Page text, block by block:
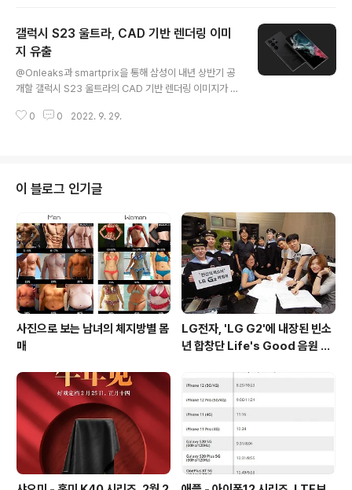
1개 + 2.8Ghz Cortex-A715 * 2개 + 2.8Ghz Corte
x-A710 * 2개 + 2.0Ghz Cortex-A510 * 3개로 설계
되었으며, 약 10% 가량 향상된 CPU 성능을 보여줄 것으
로 예상되고 있습니다. 출처 : i冰宇宙 웨이보
갤럭시 S23 울트라, CAD 기반 렌더링 이미
지 유출
@Onleaks과 smartprix을 통해 삼성이 내년 상반기 공
개할 갤럭시 S23 울트라의 CAD 기반 렌더링 이미지가 유
mm로 163.3 x 77.9 x 8.9mm인 갤럭시 S22 울트라에
폭 변경되었으며, 엣지의 곡선이 전작대비 줄어든 것으로
확인되었습니다. 출처 : smartprix
0 0 2022. 9. 29.
이 블로그 인기글
사진으로 보는 남녀의 체지방별 몸
매
LG전자, 'LG G2'에 내장된 빈소
년 합창단 Life's Good 음원 공